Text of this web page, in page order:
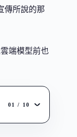
傳所說的那
端模型前也
01 / 10